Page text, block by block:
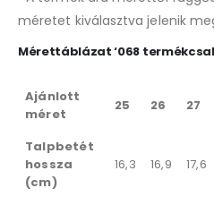
méretet kiválasztva jelenik
Mérettáblázat ‘068
Ajánlott
méret
25 26 27
Talpbetét
hossza
(cm)
16,3 16,9 17,6